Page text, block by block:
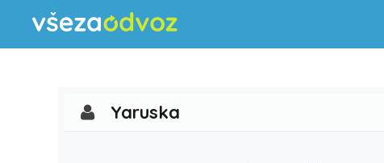
Yaruska